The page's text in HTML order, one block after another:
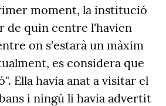
moment, la institució
de quin centre l'havien
on s'estarà un màxim
es considera que
Ella havia anat a visitar el
i ningú li havia advertit